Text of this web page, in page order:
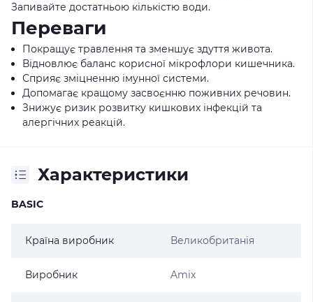
Запивайте достатньою кількістю води.
Переваги
Покращує травлення та зменшує здуття живота.
Відновлює баланс корисної мікрофлори кишечника.
Сприяє зміцненню імунної системи.
Допомагає кращому засвоєнню поживних речовин.
Знижує ризик розвитку кишкових інфекцій та
алергічних реакцій.
Характеристики
BASIC
Країна виробник Великобританія
Виробник Amix